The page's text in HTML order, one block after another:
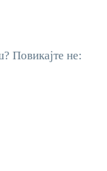
Повикајте не: